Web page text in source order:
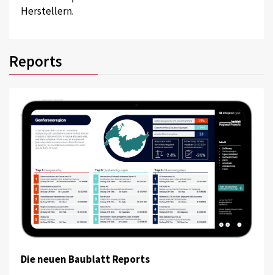
Herstellern.
Reports
Die neuen Baublatt Reports